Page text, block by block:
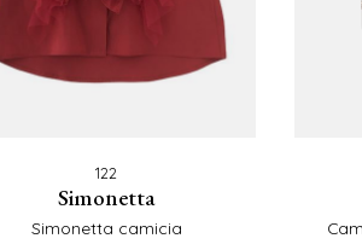
122
simonetta
simonetta camicia